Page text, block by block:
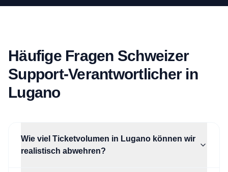
Häufige Fragen Schweizer
Support-Verantwortlicher in
Lugano
Wie viel Ticketvolumen in Lugano können wir
realistisch abwehren?